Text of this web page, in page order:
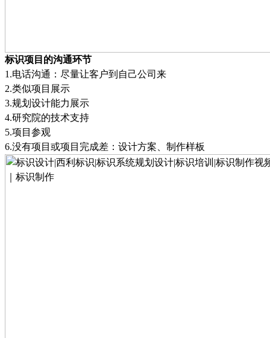
标识项目的沟通环节
1.电话沟通：尽量让客户到自己公司来
2.类似项目展示
3.规划设计能力展示
4.研究院的技术支持
5.项目参观
6.没有项目或项目完成差：设计方案、制作样板